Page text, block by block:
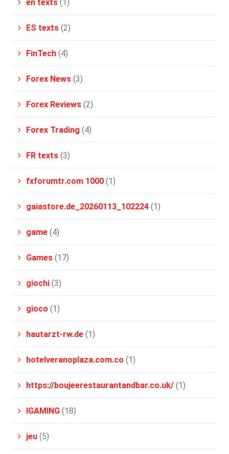
en texts (1)
ES texts (2)
FinTech (4)
Forex News (3)
Forex Reviews (2)
Forex Trading (4)
FR texts (3)
fxforumtr.com 1000 (1)
gaiastore.de_20260113_102224 (1)
game (4)
Games (17)
giochi (3)
gioco (1)
hautarzt-rw.de (1)
hotelveranoplaza.com.co (1)
https://boujeerestaurantandbar.co.uk/ (1)
IGAMING (18)
jeu (5)